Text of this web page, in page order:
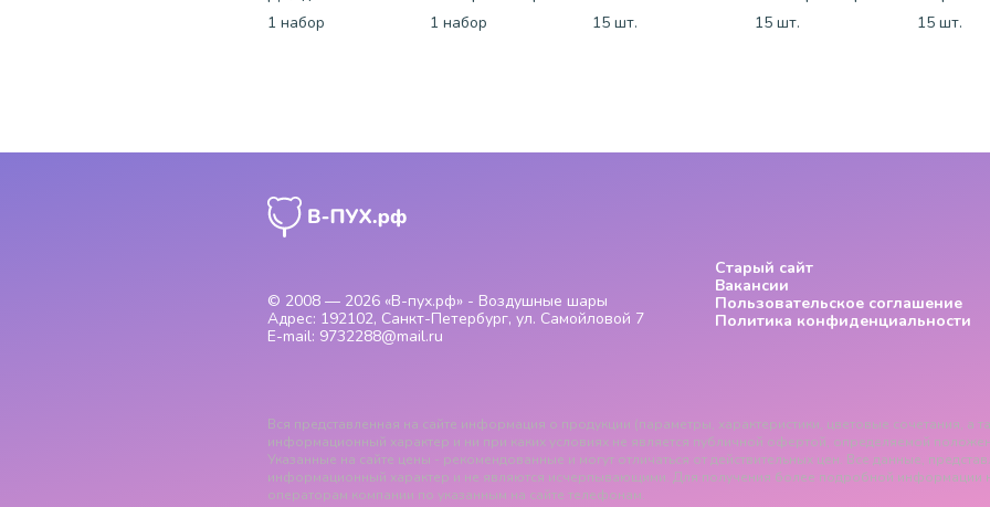
1 набор
1 набор
15 шт.
15 шт.
15 шт.
© 2008 — 2026 «В-пух.рф» - Воздушные шары
Адрес: 192102, Санкт-Петербург, ул. Самойловой 7
E-mail: 9732288@mail.ru
Старый сайт
Вакансии
Пользовательское соглашение
Политика конфиденциальности
Вся представленная на сайте информация о продукции (параметры, характеристики, цветовые сочетания, а
информационный характер и ни при каких условиях не является публичной офертой, определяемой
Указанные на сайте цены - рекомендованные и могут отличаться от действительных цен. Все данные,
информационный характер и не являются исчерпывающими. Для получения более подробной информации
операторам компании по указанным на сайте телефонам.